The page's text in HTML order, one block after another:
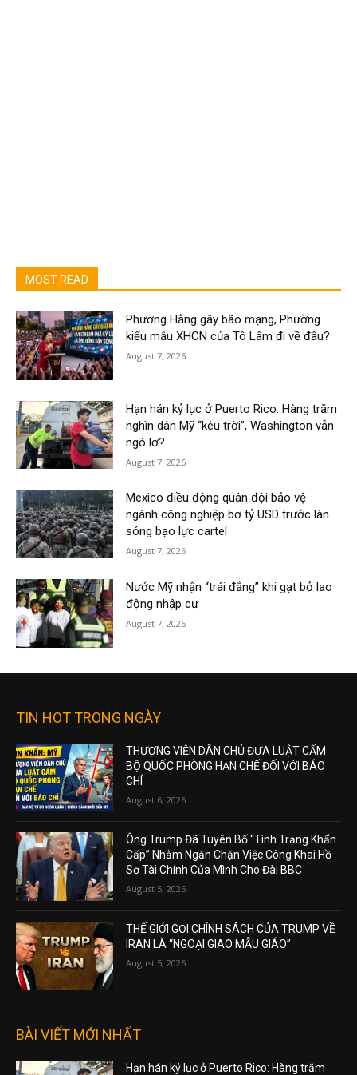
MOST READ
Phương Hằng gây bão mạng, Phường
kiểu mẫu XHCN của Tô Lâm đi về đâu?
August 7, 2026
Hạn hán kỷ lục ở Puerto Rico: Hàng trăm
nghìn dân Mỹ “kêu trời”, Washington vẫn
ngó lơ?
August 7, 2026
Mexico điều động quân đội bảo vệ
ngành công nghiệp bơ tỷ USD trước làn
sóng bạo lực cartel
August 7, 2026
Nước Mỹ nhận “trái đắng” khi gạt bỏ lao
động nhập cư
August 7, 2026
TIN HOT TRONG NGÀY
THƯỢNG VIỆN DÂN CHỦ ĐƯA LUẬT CẤM
BỘ QUỐC PHÒNG HẠN CHẾ ĐỐI VỚI BÁO
CHÍ
August 6, 2026
Ông Trump Đã Tuyên Bố “Tình Trạng Khẩn
Cấp” Nhằm Ngăn Chặn Việc Công Khai Hồ
Sơ Tài Chính Của Mình Cho Đài BBC
August 5, 2026
THẾ GIỚI GỌI CHÍNH SÁCH CỦA TRUMP VỀ
IRAN LÀ “NGOẠI GIAO MẪU GIÁO”
August 5, 2026
BÀI VIẾT MỚI NHẤT
Hạn hán kỷ lục ở Puerto Rico: Hàng trăm